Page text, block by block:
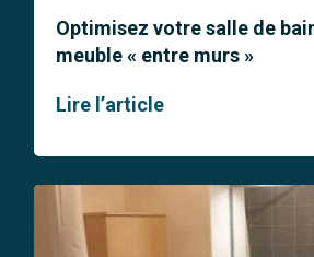
Optimisez votre salle de
meuble « entre murs »
Lire l’article